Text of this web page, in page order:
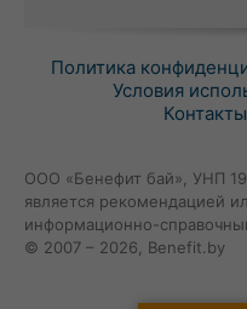
Политика
Условия
Контакты
ООО «Бенефит бай», УНП
является рекомендацией
информационно-
© 2007 – 2026, Benefit.by